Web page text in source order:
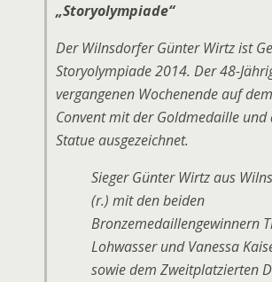
„Storyolympiade“
Der Wilnsdorfer Günter Wirtz ist
Storyolympiade 2014. Der 48-
vergangenen Wochenende auf
Convent mit der Goldmedaille und
Statue ausgezeichnet.
Sieger Günter Wirtz aus
(r.) mit den beiden
Bronzemedaillengewinnern
Lohwasser und Vanessa
sowie dem Zweitplatzierten